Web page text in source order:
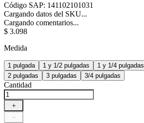
Código SAP: 141102101031
Cargando datos del SKU...
Cargando comentarios...
$ 3.098
Medida
1 pulgada 1 y 1/2 pulgadas 1 y 1/4 pulgadas
2 pulgadas
3 pulgadas 3/4 pulgadas
Cantidad
＋
－